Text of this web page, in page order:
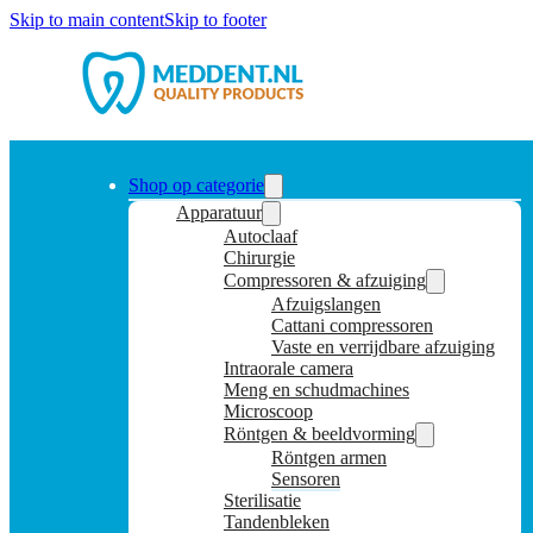
Skip to main contentSkip to footer
Shop op categorie
Apparatuur
Autoclaaf
Chirurgie
Compressoren & afzuiging
Afzuigslangen
Cattani compressoren
Vaste en verrijdbare afzuiging
Intraorale camera
Meng en schudmachines
Microscoop
Röntgen & beeldvorming
Röntgen armen
Sensoren
Sterilisatie
Tandenbleken